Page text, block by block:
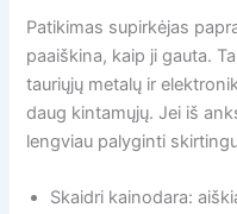
Patikimas supirkėjas
paaiškina, kaip ji gauta.
tauriųjų metalų ir
daug kintamųjų. Jei iš
lengviau palyginti
Skaidri kainodara: